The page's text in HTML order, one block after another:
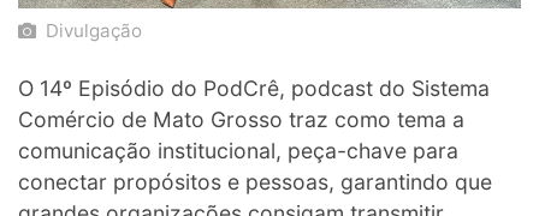
Divulgação
O 14º Episódio do PodCrê, podcast do Sistema
Comércio de Mato Grosso traz como tema a
comunicação institucional, peça-chave para
conectar propósitos e pessoas, garantindo que